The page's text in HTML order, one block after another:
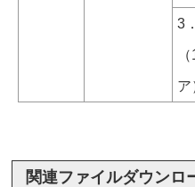
3
ア
関連ファイルダウンロ